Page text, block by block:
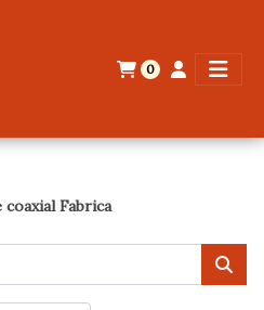
0
coaxial Fabrica